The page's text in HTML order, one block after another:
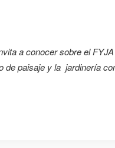
a conocer sobre el
de paisaje y la jardinería